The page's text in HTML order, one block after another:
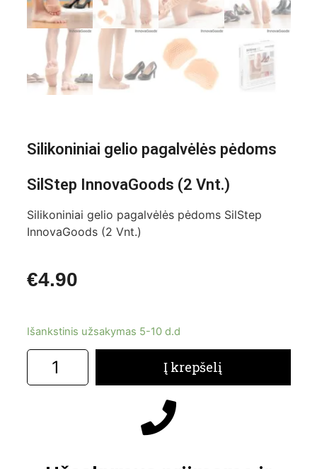
Silikoniniai gelio pagalvėlės pėdoms
SilStep InnovaGoods (2 Vnt.)
Silikoniniai gelio pagalvėlės pėdoms SilStep
InnovaGoods (2 Vnt.)
€4.90
Išankstinis užsakymas 5-10 d.d
Į krepšelį